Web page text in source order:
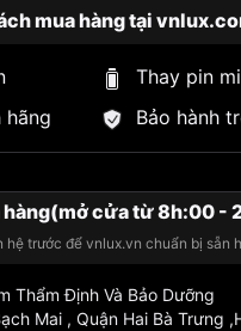
mua hàng tại
Thay pin
hãng
Bảo hành
hàng(mở cửa từ 8h:00 -
hệ trước để vnlux.vn chuẩn bị sẵn
Thẩm Định Và Bảo Dưỡng
Mai , Quận Hai Bà Trưng